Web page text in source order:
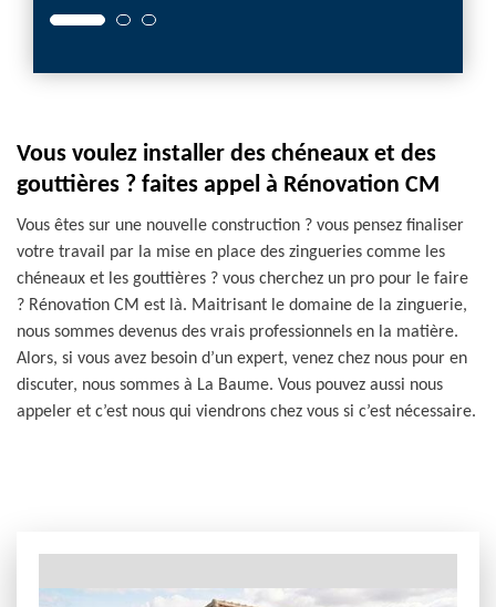
Vous voulez installer des chéneaux et des
gouttières ? faites appel à Rénovation CM
Vous êtes sur une nouvelle construction ? vous pensez finaliser
votre travail par la mise en place des zingueries comme les
chéneaux et les gouttières ? vous cherchez un pro pour le faire
? Rénovation CM est là. Maitrisant le domaine de la zinguerie,
nous sommes devenus des vrais professionnels en la matière.
Alors, si vous avez besoin d’un expert, venez chez nous pour en
discuter, nous sommes à La Baume. Vous pouvez aussi nous
appeler et c’est nous qui viendrons chez vous si c’est nécessaire.